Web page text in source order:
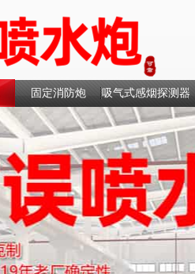
固定消防炮 吸气式感烟探测器